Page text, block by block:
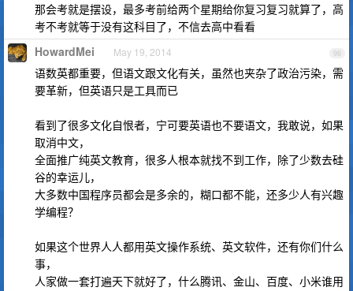
那会考就是摆设，最多考前给两个星期给你复习复习就算了，高
考不考就等于没有这科目了，不信去高中看看
96
HowardMei May 19, 2014
语数英都重要，但语文跟文化有关，虽然也夹杂了政治污染，需
要革新，但英语只是工具而已
看到了很多文化自恨者，宁可要英语也不要语文，我敢说，如果
取消中文，
全面推广纯英文教育，很多人根本就找不到工作，除了少数去硅
谷的幸运儿，
大多数中国程序员都会是多余的，糊口都不能，还多少人有兴趣
学编程？
如果这个世界人人都用英文操作系统、英文软件，还有你们什么
事，
人家做一套打遍天下就好了，什么腾讯、金山、百度、小米谁用